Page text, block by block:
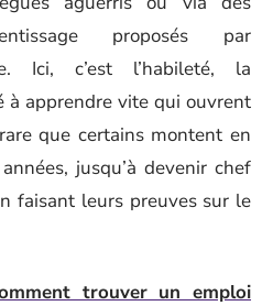
proposés par
Ici, c’est l’habileté, la
à apprendre vite qui ouvrent
que certains montent en
jusqu’à devenir chef
faisant leurs preuves sur le
trouver un emploi